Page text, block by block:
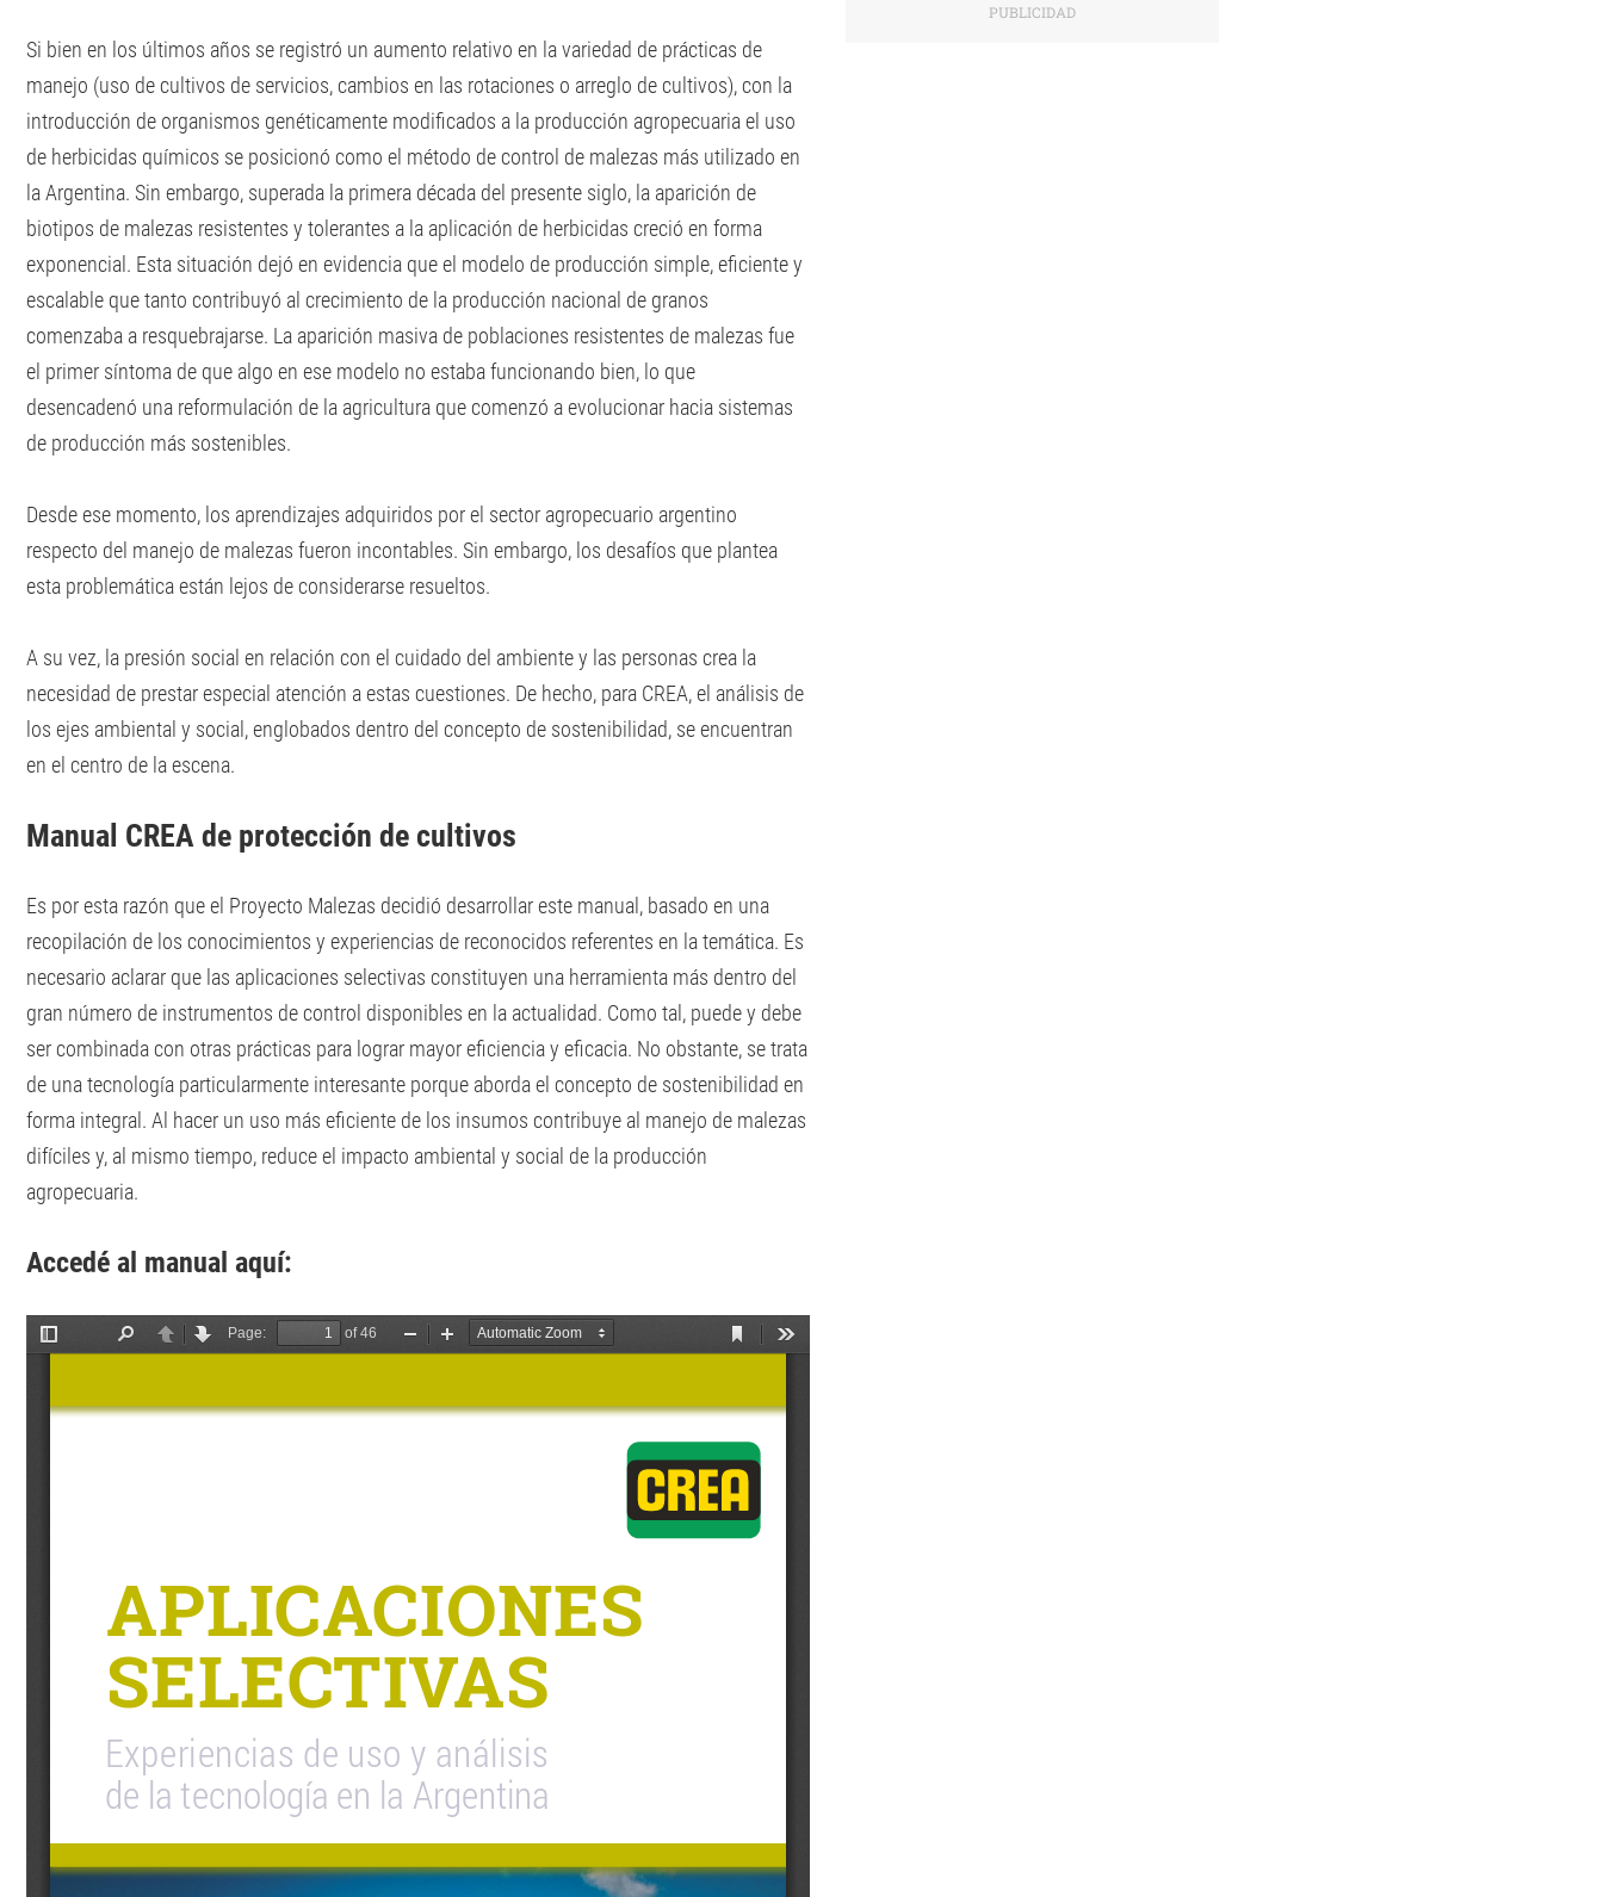
Si bien en los últimos años se registró un aumento relativo en la variedad de prácticas de
manejo (uso de cultivos de servicios, cambios en las rotaciones o arreglo de cultivos), con la
introducción de organismos genéticamente modificados a la producción agropecuaria el uso
de herbicidas químicos se posicionó como el método de control de malezas más utilizado en
la Argentina. Sin embargo, superada la primera década del presente siglo, la aparición de
biotipos de malezas resistentes y tolerantes a la aplicación de herbicidas creció en forma
exponencial. Esta situación dejó en evidencia que el modelo de producción simple, eficiente y
escalable que tanto contribuyó al crecimiento de la producción nacional de granos
comenzaba a resquebrajarse. La aparición masiva de poblaciones resistentes de malezas fue
el primer síntoma de que algo en ese modelo no estaba funcionando bien, lo que
desencadenó una reformulación de la agricultura que comenzó a evolucionar hacia sistemas
de producción más sostenibles.
Desde ese momento, los aprendizajes adquiridos por el sector agropecuario argentino
respecto del manejo de malezas fueron incontables. Sin embargo, los desafíos que plantea
esta problemática están lejos de considerarse resueltos.
A su vez, la presión social en relación con el cuidado del ambiente y las personas crea la
necesidad de prestar especial atención a estas cuestiones. De hecho, para CREA, el análisis de
los ejes ambiental y social, englobados dentro del concepto de sostenibilidad, se encuentran
en el centro de la escena.
Manual CREA de protección de cultivos
Es por esta razón que el Proyecto Malezas decidió desarrollar este manual, basado en una
recopilación de los conocimientos y experiencias de reconocidos referentes en la temática. Es
necesario aclarar que las aplicaciones selectivas constituyen una herramienta más dentro del
gran número de instrumentos de control disponibles en la actualidad. Como tal, puede y debe
ser combinada con otras prácticas para lograr mayor eficiencia y eficacia. No obstante, se trata
de una tecnología particularmente interesante porque aborda el concepto de sostenibilidad en
forma integral. Al hacer un uso más eficiente de los insumos contribuye al manejo de malezas
difíciles y, al mismo tiempo, reduce el impacto ambiental y social de la producción
agropecuaria.
Accedé al manual aquí: